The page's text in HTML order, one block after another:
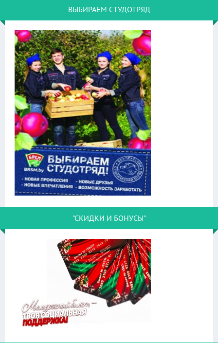
ВЫБИРАЕМ СТУДОТРЯД
"СКИДКИ И БОНУСЫ"